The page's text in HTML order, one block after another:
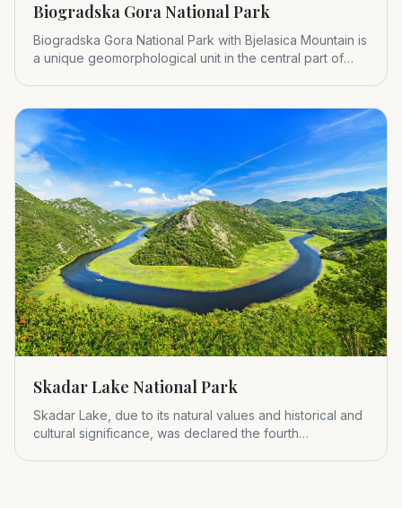
Biogradska Gora National Park
Biogradska Gora National Park with Bjelasica Mountain is
a unique geomorphological unit in the central part of
Skadar Lake National Park
Skadar Lake, due to its natural values and historical and
cultural significance, was declared the fourth